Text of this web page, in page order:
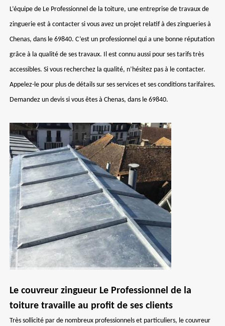
L’équipe de Le Professionnel de la toiture, une entreprise de travaux de
zinguerie est à contacter si vous avez un projet relatif à des zingueries à
Chenas, dans le 69840. C’est un professionnel qui a une bonne réputation
grâce à la qualité de ses travaux. Il est connu aussi pour ses tarifs très
accessibles. Si vous recherchez la qualité, n’hésitez pas à le contacter.
Appelez-le pour plus de détails sur ses services et ses conditions tarifaires.
Demandez un devis si vous êtes à Chenas, dans le 69840.
Le couvreur zingueur Le Professionnel de la
toiture travaille au profit de ses clients
Très sollicité par de nombreux professionnels et particuliers, le couvreur